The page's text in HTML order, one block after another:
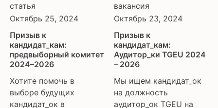
статья
Октябрь 25, 2024
Призыв к
кандидат_кам:
предвыборный комитет
2024–2026
Хотите помочь в
выборе будущих
кандидат_ок в
вакансия
Октябрь 23, 2024
Призыв к
кандидат_кам:
Аудитор_ки TGEU 2024
– 2026
Мы ищем кандидат_ок
на должность
аудитор_ок TGEU на